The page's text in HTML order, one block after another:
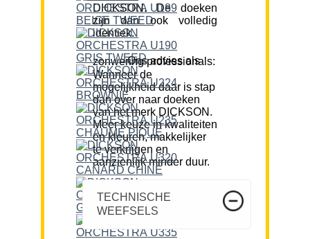
DICKSON. De doeken
zijn dan ook volledig
identiek.
Ons advies als zonwering professionals:
Wanneer de
mogelijkheid daar is stap
dan over naar doeken
van het merk DICKSON.
Meer keuze in kwaliteiten
en kleuren, makkelijker
te verkrijgen en
aanzienlijk minder duur.
TECHNISCHE
WEEFSELS